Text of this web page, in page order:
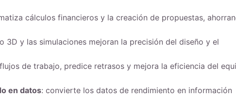
cálculos financieros y la creación de propuestas,
3D y las simulaciones mejoran la precisión del diseño y el
de trabajo, predice retrasos y mejora la eficiencia del
en datos: convierte los datos de rendimiento en información